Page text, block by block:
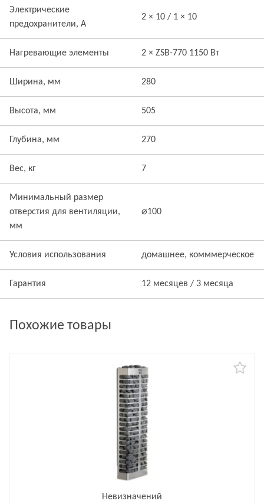
Электрические
предохранители, А
2 × 10 / 1 × 10
Нагревающие элементы 2 × ZSB-770 1150 Вт
Ширина, мм 280
Высота, мм 505
Глубина, мм 270
Вес, кг 7
Минимальный размер
отверстия для вентиляции,
мм
⌀100
Условия использования домашнее, комммерческое
Гарантия 12 месяцев / 3 месяца
Похожие товары
Невизначений